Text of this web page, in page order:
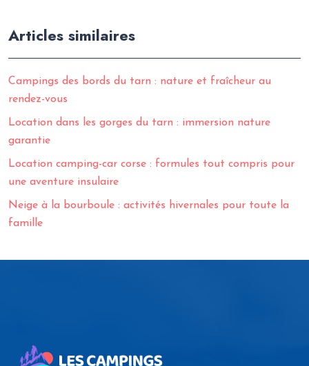
Articles similaires
Campings des bords du tarn : nature et fraîcheur au
rendez-vous
Location dans les gorges du tarn : immersion nature
garantie
Location camping-car corse : formules tout compris pour
une aventure insulaire
Neige à la bourboule : activités hivernales pour toute la
famille